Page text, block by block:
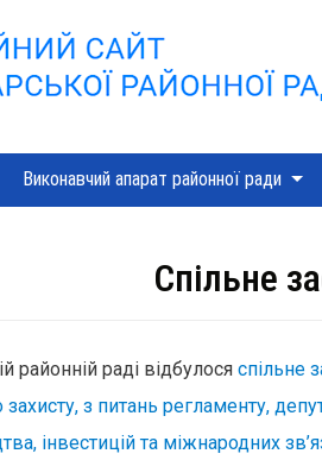
Виконавчий апарат районної ради
Cпільне
районній раді відбулося спільне
захисту, з питань регламенту,
інвестицій та міжнародних